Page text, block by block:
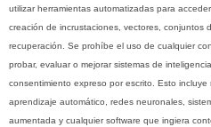
utilizar herramientas automatizadas para
creación de incrustaciones, vectores, conjuntos
recuperación. Se prohíbe el uso de cualquier
probar, evaluar o mejorar sistemas de
consentimiento expreso por escrito. Esto
aprendizaje automático, redes neuronales,
aumentada y cualquier software que ingiera